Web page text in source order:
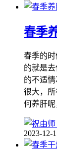
春季
春季的
的就是
的不适
很大，
何养肝
2023-12-